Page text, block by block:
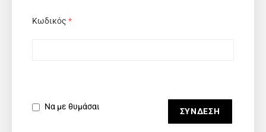
Κωδικός*
Να με θυμάσαι